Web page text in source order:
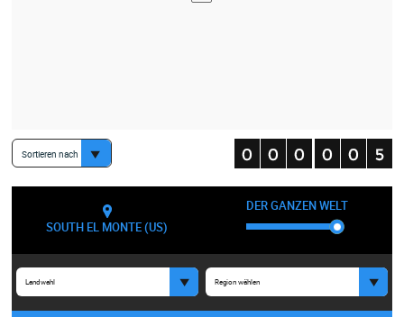
Sortieren nach
SOUTH EL MONTE (US)
DER GANZEN WELT
Landwahl Region wählen